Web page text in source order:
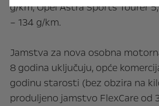
g/km, Opel Astra Sports Tourer
– 134 g/km.
Jamstva za nova osobna
8 godina uključuju, opće
godinu starosti (bez obzira na
produljeno jamstvo FlexCare od